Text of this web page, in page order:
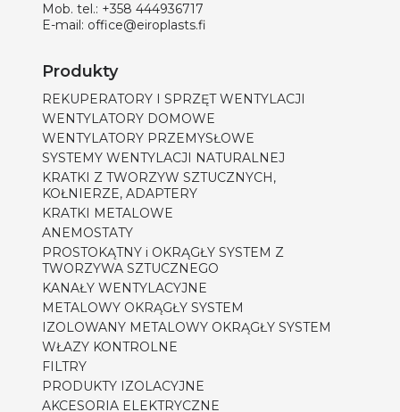
Mob. tel.: +358 444936717
E-mail: office@eiroplasts.fi
Produkty
REKUPERATORY I SPRZĘT WENTYLACJI
WENTYLATORY DOMOWE
WENTYLATORY PRZEMYSŁOWE
SYSTEMY WENTYLACJI NATURALNEJ
KRATKI Z TWORZYW SZTUCZNYCH,
KOŁNIERZE, ADAPTERY
KRATKI METALOWE
ANEMOSTATY
PROSTOKĄTNY i OKRĄGŁY SYSTEM Z
TWORZYWA SZTUCZNEGO
KANAŁY WENTYLACYJNE
METALOWY OKRĄGŁY SYSTEM
IZOLOWANY METALOWY OKRĄGŁY SYSTEM
WŁAZY KONTROLNE
FILTRY
PRODUKTY IZOLACYJNE
AKCESORIA ELEKTRYCZNE